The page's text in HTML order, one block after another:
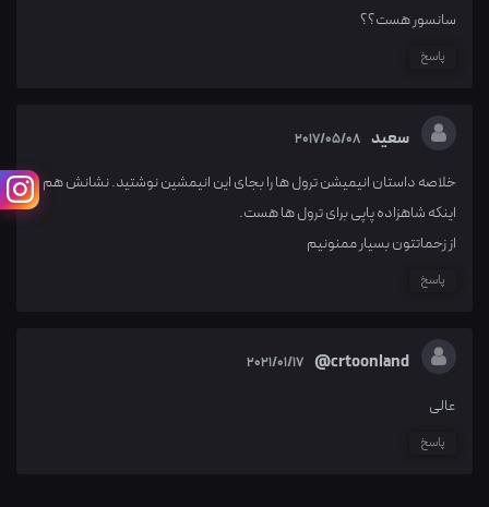
سانسور هست؟؟
پاسخ
سعید 2017/05/08
خلاصه داستان انیمیشن ترول ها را بجای این انیمشین نوشتید. نشانش هم
اینکه شاهزاده پاپی برای ترول ها هست.
از زحماتتون بسیار ممنونیم
پاسخ
crtoonland@
2021/01/17
عالی
پاسخ